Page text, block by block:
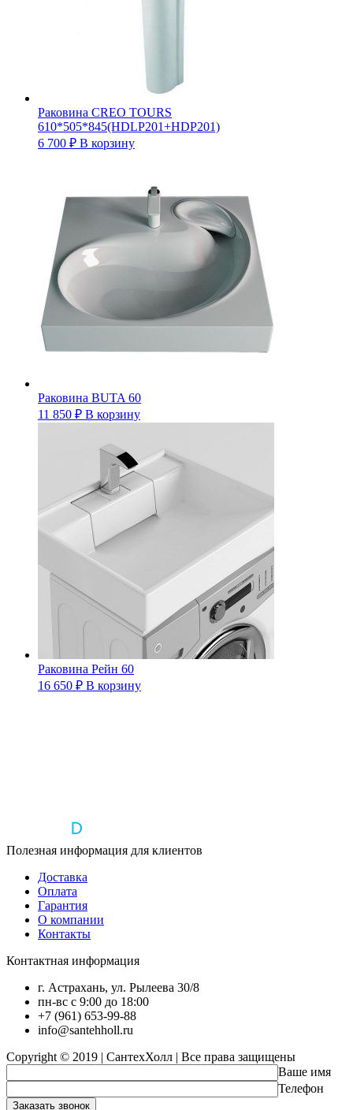
Раковина CREO TOURS
610*505*845(HDLP201+HDP201)
6 700 ₽ В корзину
Раковина BUTA 60
11 850 ₽ В корзину
Раковина Рейн 60
16 650 ₽ В корзину
Полезная информация для клиентов
Доставка
Оплата
Гарантия
О компании
Контакты
Контактная информация
г. Астрахань, ул. Рылеева 30/8
пн-вс с 9:00 до 18:00
+7 (961) 653-99-88
info@santehholl.ru
Copyright © 2019 | СантехХолл | Все права защищены
Ваше имя
Телефон